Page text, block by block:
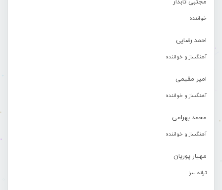
مجتبی تابدار
خواننده
احمد رضایی
آهنگساز و خواننده
امیر مقیمی
آهنگساز و خواننده
محمد بهرامی
آهنگساز و خواننده
مهیار پوریان
ترانه سرا